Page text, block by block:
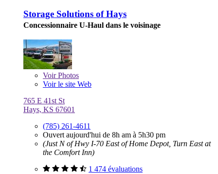
Storage Solutions of Hays
Concessionnaire U-Haul dans le voisinage
VoirPhotos
Voir le site Web
765 E 41st St
Hays, KS 67601
(785) 261-4611
Ouvert aujourd'hui de 8h am à 5h30 pm
(Just N of Hwy I-70 East of Home Depot, Turn East at
the Comfort Inn)
1 474 évaluations